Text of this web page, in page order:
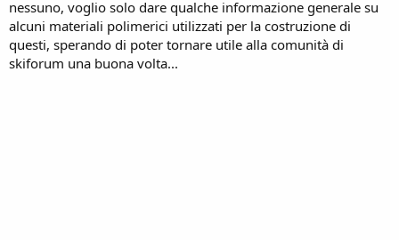
nessuno, voglio solo dare qualche informazione generale su
alcuni materiali polimerici utilizzati per la costruzione di
questi, sperando di poter tornare utile alla comunità di
skiforum una buona volta...